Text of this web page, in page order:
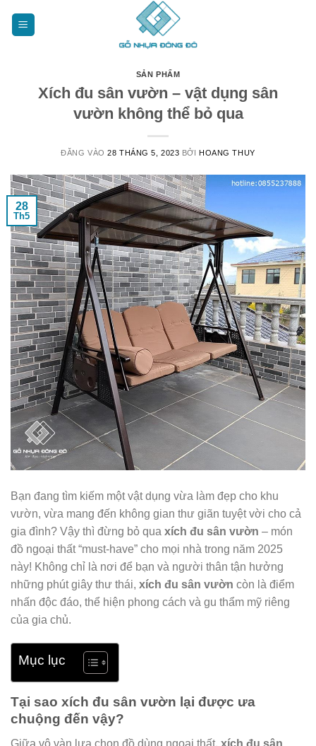
SẢN PHẨM
Xích đu sân vườn – vật dụng sân
vườn không thể bỏ qua
ĐĂNG VÀO28 THÁNG 5, 2023 BỞIHOANG THUY
28
Th5
Bạn đang tìm kiếm một vật dụng vừa làm đẹp cho khu
vườn, vừa mang đến không gian thư giãn tuyệt vời cho cả
gia đình? Vậy thì đừng bỏ qua xích đu sân vườn – món
đồ ngoại thất “must-have” cho mọi nhà trong năm 2025
này! Không chỉ là nơi để bạn và người thân tận hưởng
những phút giây thư thái, xích đu sân vườn còn là điểm
nhấn độc đáo, thể hiện phong cách và gu thẩm mỹ riêng
của gia chủ.
Mục lục
Tại sao xích đu sân vườn lại được ưa
chuộng đến vậy?
Giữa vô vàn lựa chọn đồ dùng ngoại thất, xích đu sân